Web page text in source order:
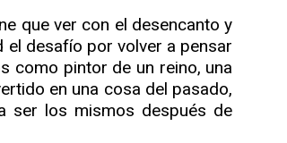
que ver con el desencanto y
el desafío por volver a pensar
como pintor de un reino, una
en una cosa del pasado,
ser los mismos después de